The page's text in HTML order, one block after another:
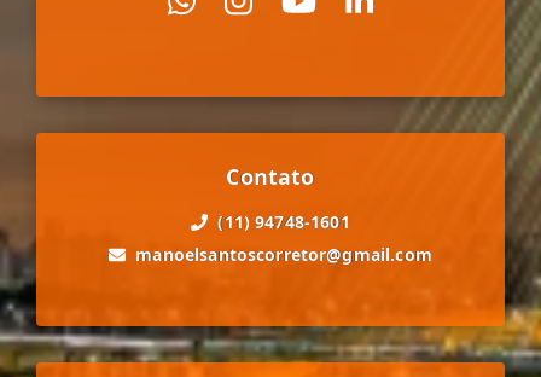
Contato
(11) 94748-1601
manoelsantoscorretor@gmail.com